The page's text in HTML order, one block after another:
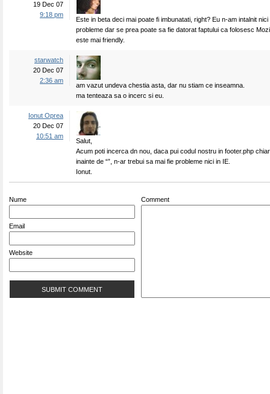
19 Dec 07
9:18 pm
Este in beta deci mai poate fi imbunatati, right? Eu n-am intalnit nici
probleme dar se prea poate sa fie datorat faptului ca folosesc
este mai friendly.
starwatch
20 Dec 07
2:36 am
am vazut undeva chestia asta, dar nu stiam ce inseamna.
ma tenteaza sa o incerc si eu.
Ionut Oprea
20 Dec 07
10:51 am
Salut,
Acum poti incerca dn nou, daca pui codul nostru in footer.php
inainte de “”, n-ar trebui sa mai fie probleme nici in IE.
Ionut.
Nume
Email
Website
Comment